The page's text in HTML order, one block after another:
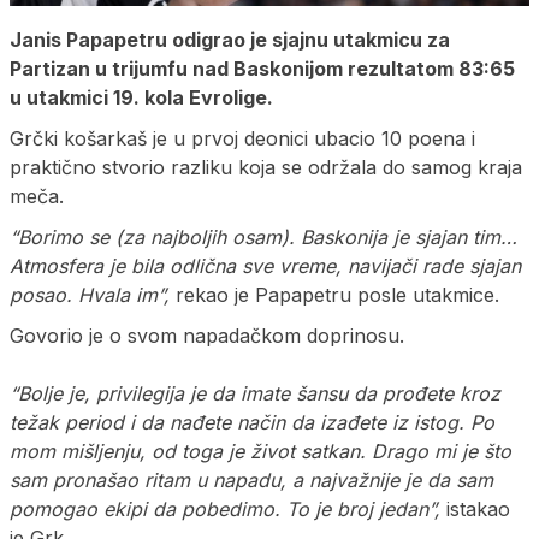
Janis Papapetru odigrao je sjajnu utakmicu za
Partizan u trijumfu nad Baskonijom rezultatom 83:65
u utakmici 19. kola Evrolige.
Grčki košarkaš je u prvoj deonici ubacio 10 poena i
praktično stvorio razliku koja se održala do samog kraja
meča.
“Borimo se (za najboljih osam). Baskonija je sjajan tim…
Atmosfera je bila odlična sve vreme, navijači rade sjajan
posao. Hvala im”, rekao je Papapetru posle utakmice.
Govorio je o svom napadačkom doprinosu.
“Bolje je, privilegija je da imate šansu da prođete kroz
težak period i da nađete način da izađete iz istog. Po
mom mišljenju, od toga je život satkan. Drago mi je što
sam pronašao ritam u napadu, a najvažnije je da sam
pomogao ekipi da pobedimo. To je broj jedan”, istakao